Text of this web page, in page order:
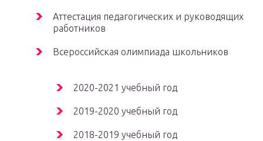
Аттестация педагогических и руководящих
работников
Всероссийская олимпиада школьников
2020-2021 учебный год
2019-2020 учебный год
2018-2019 учебный год